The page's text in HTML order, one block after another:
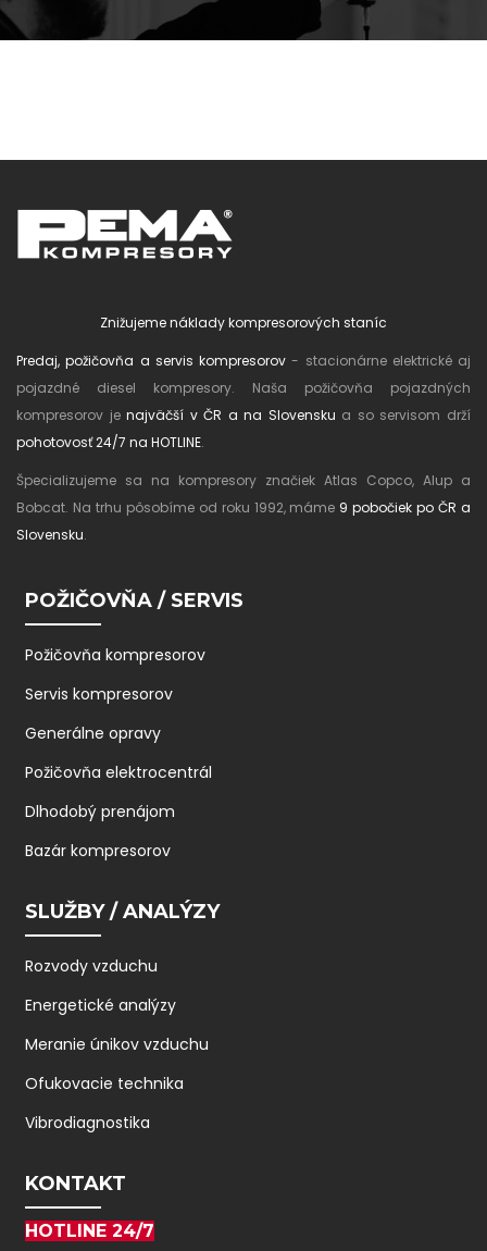
Znižujeme náklady kompresorových staníc
Predaj, požičovňa a servis kompresorov - stacionárne elektrické aj
pojazdné diesel kompresory. Naša požičovňa pojazdných
kompresorov jenajväčší v ČR a na Slovensku a so servisom drží
pohotovosť 24/7 na HOTLINE.
Špecializujeme sa na kompresory značiek Atlas Copco, Alup a
Bobcat. Na trhu pôsobíme od roku 1992, máme 9 pobočiek po ČR a
Slovensku.
POŽIČOVŇA / SERVIS
Požičovňa kompresorov
Servis kompresorov
Generálne opravy
Požičovňa elektrocentrál
Dlhodobý prenájom
Bazár kompresorov
SLUŽBY / ANALÝZY
Rozvody vzduchu
Energetické analýzy
Meranie únikov vzduchu
Ofukovacie technika
Vibrodiagnostika
KONTAKT
HOTLINE 24/7